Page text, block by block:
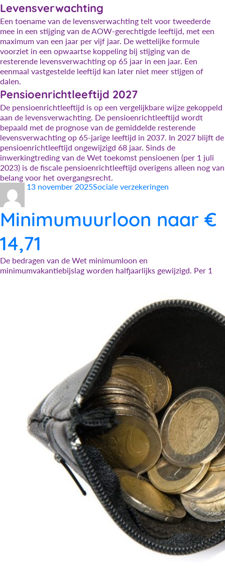
Levensverwachting
Een toename van de levensverwachting telt voor tweederde
mee in een stijging van de AOW-gerechtigde leeftijd, met een
maximum van een jaar per vijf jaar. De wettelijke formule
voorziet in een opwaartse koppeling bij stijging van de
resterende levensverwachting op 65 jaar in een jaar. Een
eenmaal vastgestelde leeftijd kan later niet meer stijgen of
dalen.
Pensioenrichtleeftijd 2027
De pensioenrichtleeftijd is op een vergelijkbare wijze gekoppeld
aan de levensverwachting. De pensioenrichtleeftijd wordt
bepaald met de prognose van de gemiddelde resterende
levensverwachting op 65-jarige leeftijd in 2037. In 2027 blijft de
pensioenrichtleeftijd ongewijzigd 68 jaar. Sinds de
inwerkingtreding van de Wet toekomst pensioenen (per 1 juli
2023) is de fiscale pensioenrichtleeftijd overigens alleen nog van
belang voor het overgangsrecht.
Auteur
Geplaatst
13 november 2025Categorieën
Sociale verzekeringen
Minimumuurloon naar €
14,71
De bedragen van de Wet minimumloon en
minimumvakantiebijslag worden halfjaarlijks gewijzigd. Per 1